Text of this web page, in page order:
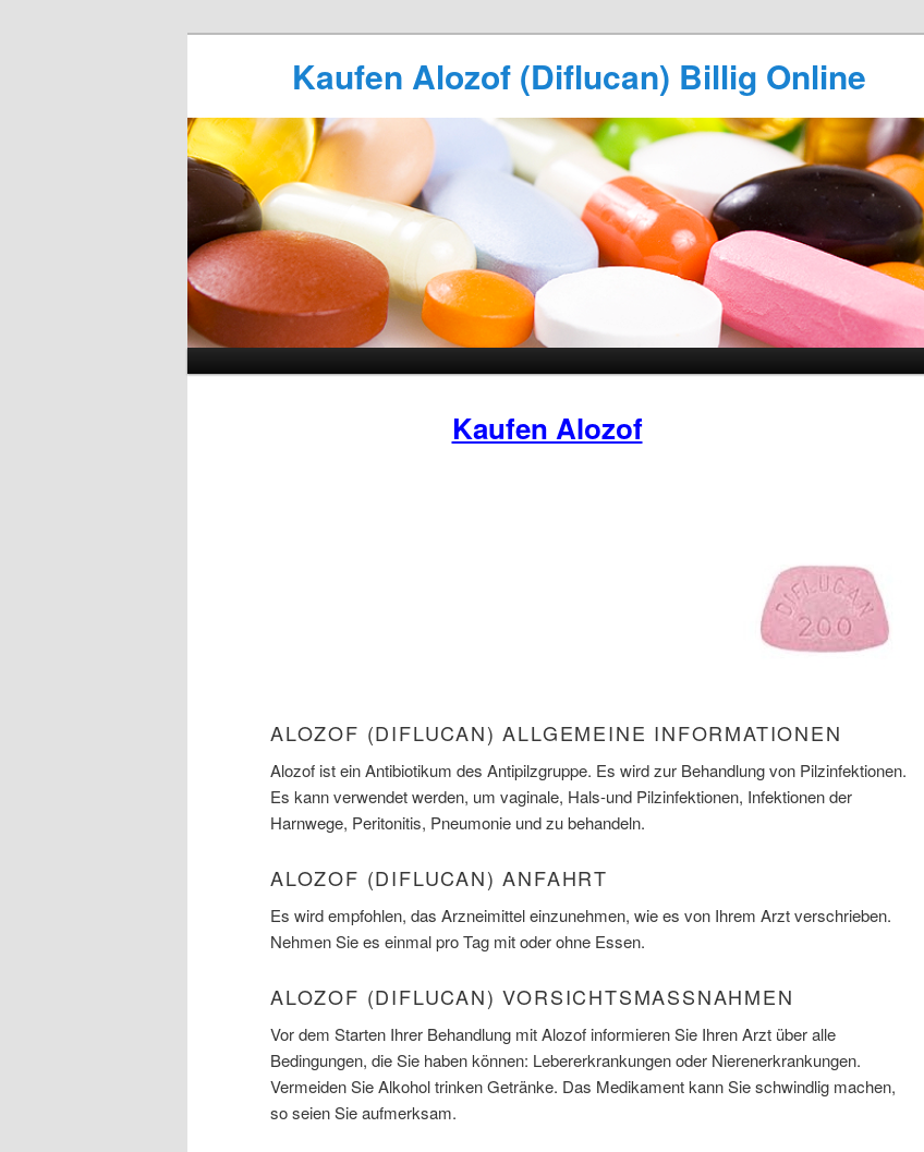
Kaufen Alozof (Diflucan) Billig Online
Kaufen Alozof
ALOZOF (DIFLUCAN) ALLGEMEINE INFORMATIONEN
Alozof ist ein Antibiotikum des Antipilzgruppe. Es wird zur Behandlung von Pilzinfektionen.
Es kann verwendet werden, um vaginale, Hals-und Pilzinfektionen, Infektionen der
Harnwege, Peritonitis, Pneumonie und zu behandeln.
ALOZOF (DIFLUCAN) ANFAHRT
Es wird empfohlen, das Arzneimittel einzunehmen, wie es von Ihrem Arzt verschrieben.
Nehmen Sie es einmal pro Tag mit oder ohne Essen.
ALOZOF (DIFLUCAN) VORSICHTSMASSNAHMEN
Vor dem Starten Ihrer Behandlung mit Alozof informieren Sie Ihren Arzt über alle
Bedingungen, die Sie haben können: Lebererkrankungen oder Nierenerkrankungen.
Vermeiden Sie Alkohol trinken Getränke. Das Medikament kann Sie schwindlig machen,
so seien Sie aufmerksam.